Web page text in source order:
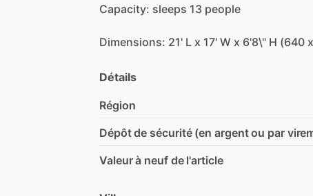
Capacity: sleeps 13 people
Dimensions: 21' L x 17' W x 6'8\" H (640 x
Détails
Région
Dépôt de sécurité (en argent ou par
Valeur à neuf de l'article